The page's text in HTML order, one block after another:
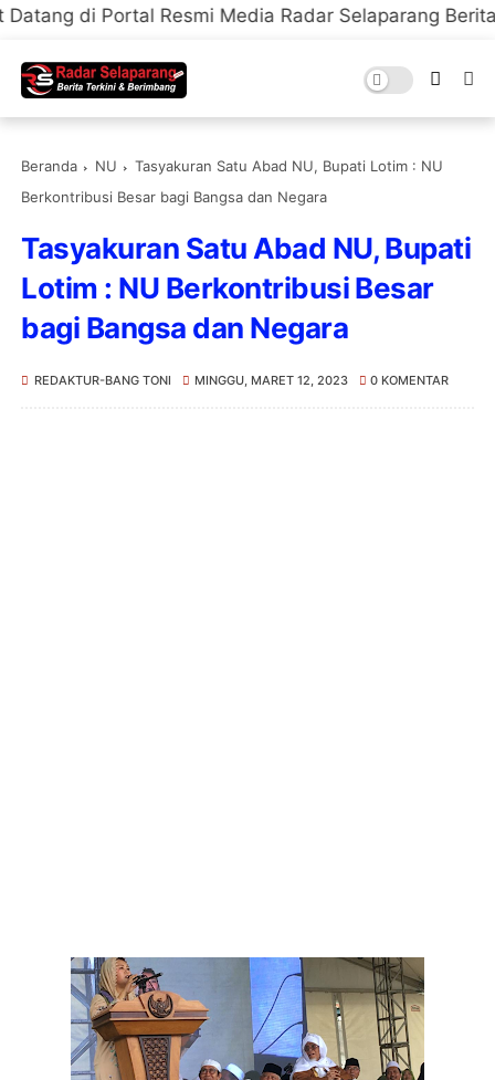
Resmi Media Radar Selaparang Berita Terkini &
Beranda NU
Tasyakuran Satu Abad NU, Bupati Lotim : NU
Berkontribusi Besar bagi Bangsa dan Negara
Tasyakuran Satu Abad NU, Bupati
Lotim : NU Berkontribusi Besar
bagi Bangsa dan Negara
REDAKTUR-BANG TONI MINGGU, MARET 12, 2023 0 KOMENTAR